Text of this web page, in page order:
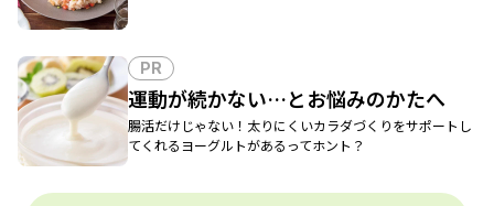
PR
運動が続かない…とお悩みのかたへ
腸活だけじゃない！太りにくいカラダづくりをサポートし
てくれるヨーグルトがあるってホント？